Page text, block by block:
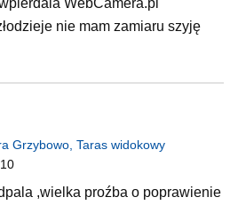
WebCamera.pl
nie mam zamiaru szyję
Grzybowo, Taras widokowy
,wielka proźba o poprawienie